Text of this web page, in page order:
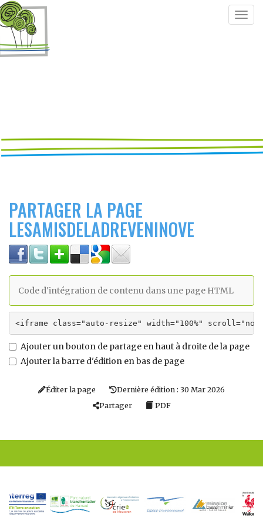
PARTAGER LA PAGE
LESAMISDELADREVENINOVE
Code d'intégration de contenu dans une page HTML
Ajouter un bouton de partage en haut à droite de la page
Ajouter la barre d'édition en bas de page
Éditer la page
Dernière édition : 30 Mar 2026
Partager
PDF